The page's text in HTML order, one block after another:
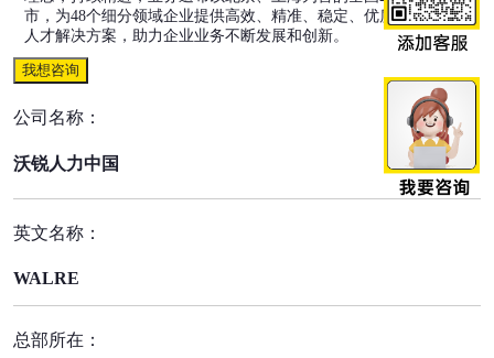
市，为48个细分领域企业提供高效、精准、稳定、优质、定制的
人才解决方案，助力企业业务不断发展和创新。
我想咨询
公司名称：
沃锐人力中国
英文名称：
WALRE
总部所在：